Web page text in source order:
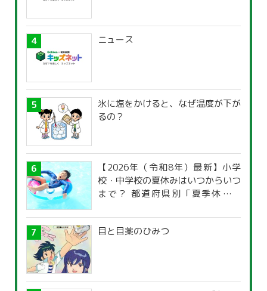
ニュース
氷に塩をかけると、なぜ温度が下が
るの？
【2026年（令和8年）最新】小学
校・中学校の夏休みはいつからいつ
まで？ 都道府県別「夏季休暇一
目と目薬のひみつ